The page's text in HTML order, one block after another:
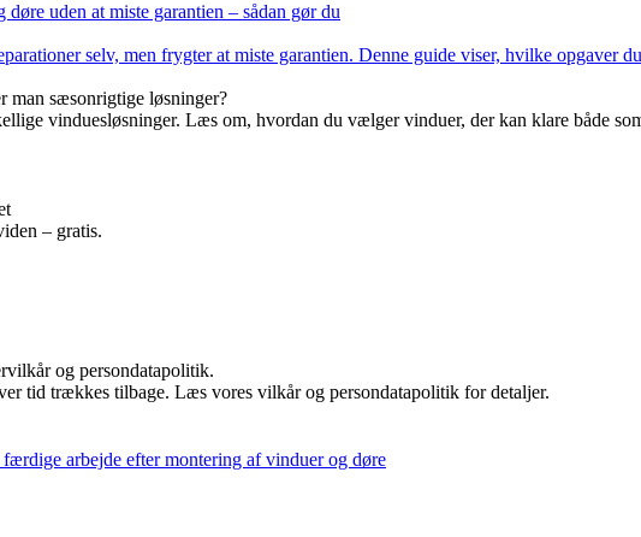
uden at miste garantien – sådan gør du
selv, men frygter at miste garantien. Denne guide viser, hvilke
man sæsonrigtige løsninger?
vinduesløsninger. Læs om, hvordan du vælger vinduer, der kan klare både
– gratis.
og persondatapolitik.
tid trækkes tilbage. Læs vores vilkår og persondatapolitik for detaljer.
arbejde efter montering af vinduer og døre